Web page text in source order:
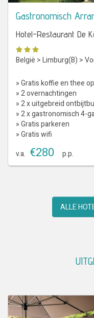
Gastronomisch
Hotel-Restaurant De
België >Limburg(B) >
» Gratis koffie en thee
» 2 overnachtingen
» 2 x uitgebreid
» 2 x gastronomisch 4-
» Gratis parkeren
» Gratis wifi
v.a. €280 p.p.
ALLE